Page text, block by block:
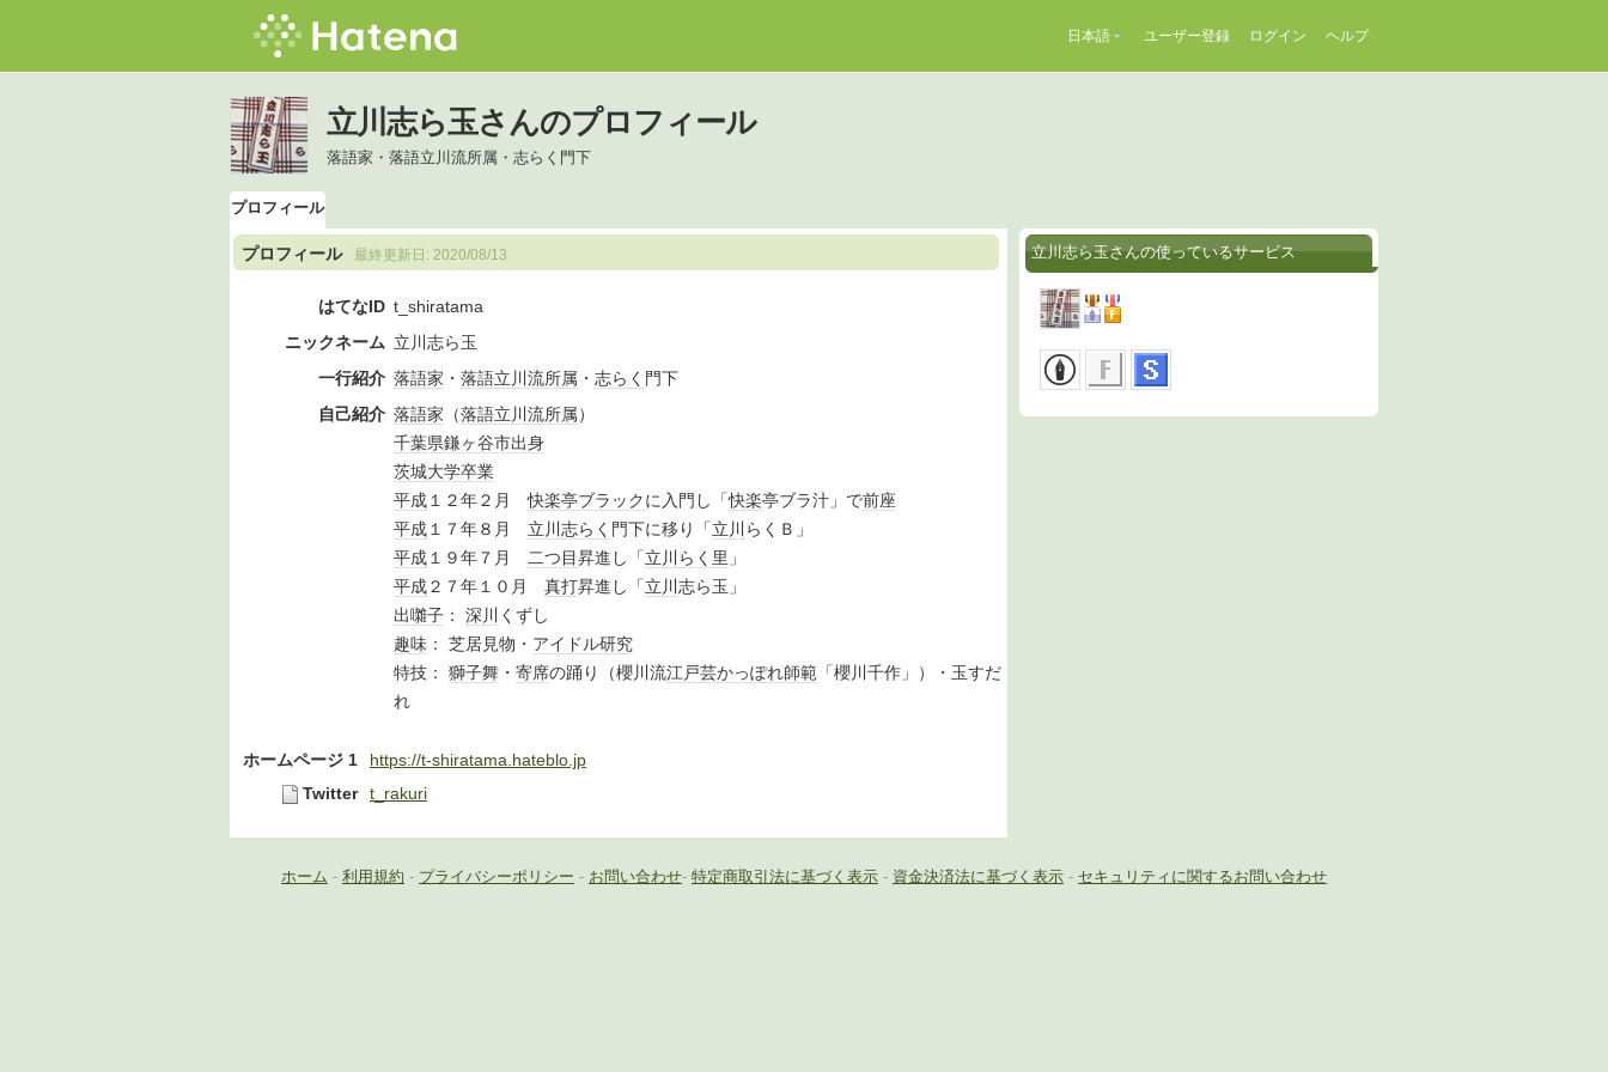
日本語 ユーザー登録 ログイン ヘルプ
立川志ら玉さんのプロフィール
落語家・落語立川流所属・志らく門下
プロフィール
プロフィール 最終更新日: 2020/08/13
はてなID t_shiratama
ニックネーム 立川志ら玉
一行紹介 落語家 ・ 落語立川流所属 ・ 志らく 門下
自己紹介 落語家 （落語立川流所属）
千葉県鎌ヶ谷市出身
茨城大学卒業
平成１２年２月快楽亭ブラックに入門し「快楽亭ブラ汁」で前座
平成１７年８月 立川志らく 門下に移り「立川 らくＢ」
平成１９年７月 二つ目昇進し「立川らく里 」
平成２７年１０月 真打昇進し「立川 志ら玉」
出囃子 ： 深川 くずし
趣味 ： 芝居見物・ アイドル研究
特技： 獅子舞 ・ 寄席の踊り（櫻川流江戸芸かっぽれ師範 「櫻川千作」）・玉すだ
れ
ホームページ 1
https://t-shiratama.hateblo.jp
Twitter
t_rakuri
立川志ら玉さんの使っているサービス
ホーム - 利用規約 - プライバシーポリシー - お問い合わせ- 特定商取引法に基づく表示 - 資金決済法に基づく表示 - セキュリティに関するお問い合わせ